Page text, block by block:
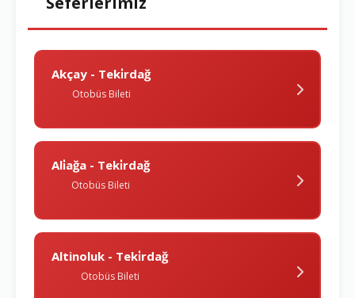
Akçay - Teki̇rdağ
Otobüs Bileti
Ali̇ağa - Teki̇rdağ
Otobüs Bileti
Altinoluk - Teki̇rdağ
Otobüs Bileti